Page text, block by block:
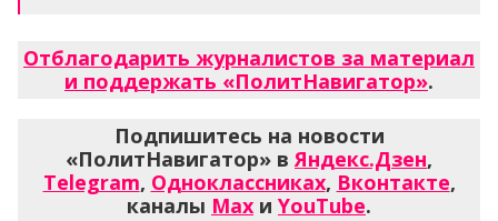
Отблагодарить журналистов за материал
и поддержать «ПолитНавигатор».
Подпишитесь на новости
«ПолитНавигатор» вЯндекс.Дзен,
Telegram, Одноклассниках, Вконтакте,
каналы Max и YouTube.